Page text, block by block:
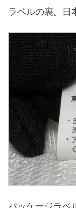
ラベルの裏。日